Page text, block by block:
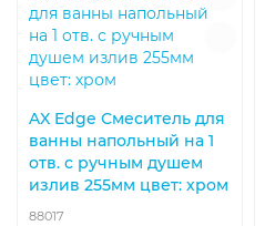
AX Edge Смеситель для
ванны напольный на 1
отв. с ручным душем
излив 255мм цвет: хром
88017